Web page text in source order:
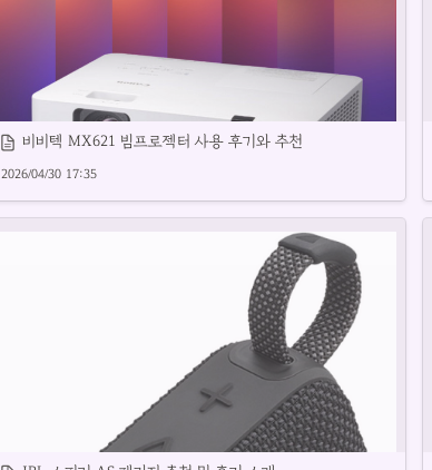
캐논빔프로젝터의 성능과 특징을 상세히 소개합니다.
비비텍 MX621 빔프로젝터 사용 후기와 추천
2026/04/30 17:35